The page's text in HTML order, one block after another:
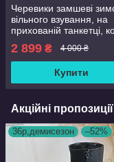
Черевики замшеві
вільного взування, на
прихованій танкетці,
2 899 ₴ 4 000 ₴
Купити
Акційні
36р,демисезон –52%